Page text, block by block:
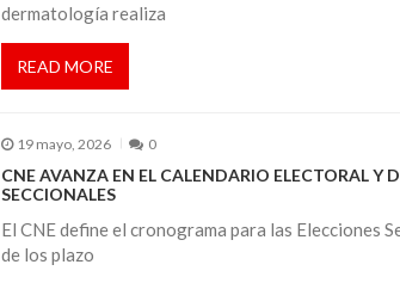
dermatología realiza
READ MORE
19 mayo, 2026 0
CNE AVANZA EN EL CALENDARIO ELECTORAL Y
SECCIONALES
El CNE define el cronograma para las Elecciones
de los plazo